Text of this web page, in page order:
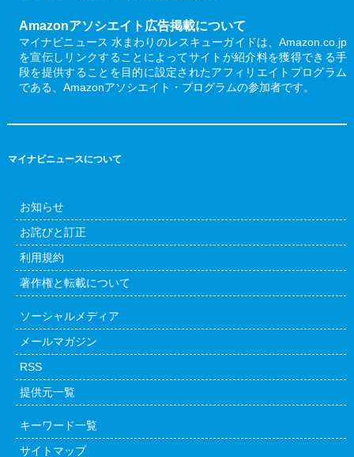
Amazonアソシエイト広告掲載について
マイナビニュース 水まわりのレスキューガイドは、Amazon.co.jp
を宣伝しリンクすることによってサイトが紹介料を獲得できる手
段を提供することを目的に設定されたアフィリエイトプログラム
である、Amazonアソシエイト・プログラムの参加者です。
マイナビニュースについて
お知らせ
お詫びと訂正
利用規約
著作権と転載について
ソーシャルメディア
メールマガジン
RSS
提供元一覧
キーワード一覧
サイトマップ